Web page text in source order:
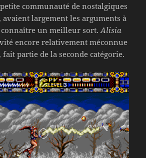
communauté de nostalgiques
largement les arguments à
un meilleur sort.Alisia
encore relativement méconnue
fait partie de la seconde catégorie.